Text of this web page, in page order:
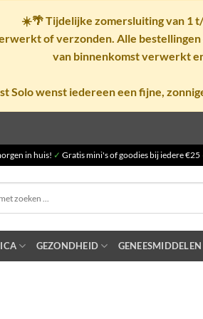
☀️🌴Tijdelijke zomersluiting van 1
of verzonden. Alle
van binnenkomst verwerkt
Solo wenst iedereen een fijne,
in huis! ✓ Gratis mini's of goodies bij iedere €25
GEZONDHEID GENEESMIDDELEN